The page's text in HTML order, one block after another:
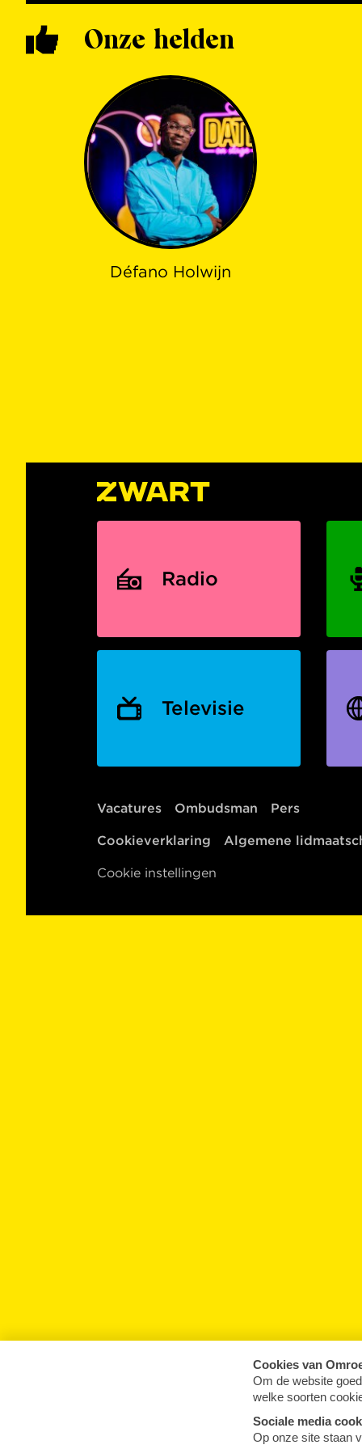
Onze helden
Défano Holwijn
Radio
Televisie
Vacatures Ombudsman Pers
Cookieverklaring Algemene
Cookie instellingen